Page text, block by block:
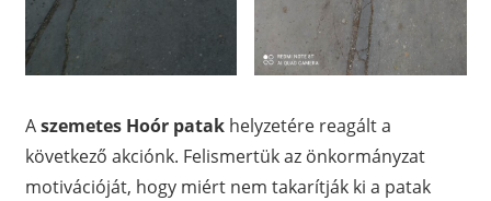
Aszemetes Hoór patakhelyzetére reagált a
következő akciónk. Felismertük az önkormányzat
motivációját, hogy miért nem takarítják ki a patak